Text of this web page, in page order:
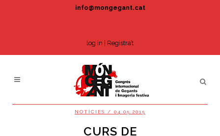
info@mongegant.cat
log in Registra’t
NOTÍCIES / 04.05.2015
CURS DE